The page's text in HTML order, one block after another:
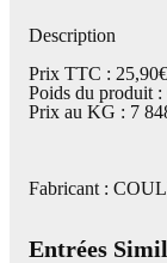
Description
Prix TTC : 25,90€
Poids du produit
Prix au KG : 7
Fabricant :
Entrées